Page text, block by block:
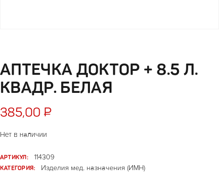
АПТЕЧКА ДОКТОР + 8.5 Л.
КВАДР. БЕЛАЯ
385,00 ₽
Нет в наличии
АРТИКУЛ:
114309
КАТЕГОРИЯ:
Изделия мед. назначения (ИМН)